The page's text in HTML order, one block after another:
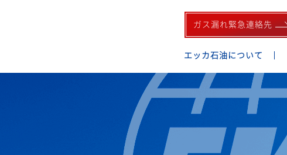
ガス漏れ緊急連絡先
エッカ石油について